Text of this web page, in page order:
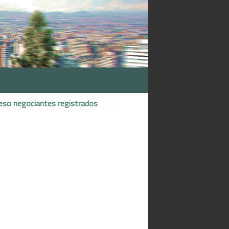
negociantes registrados